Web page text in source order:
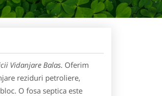
Vidanjare Balas. Oferim
reziduri petroliere,
O fosa septica este